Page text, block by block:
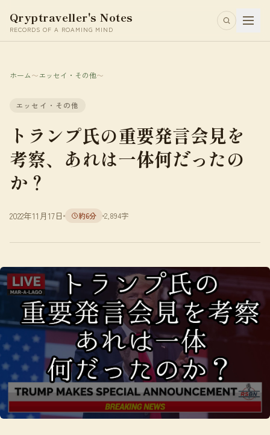
Qryptraveller's Notes
RECORDS OF A ROAMING MIND
ホーム〜エッセイ・その他〜
エッセイ・その他
トランプ氏の重要発言会見を
考察、あれは一体何だったの
か？
2022年11月17日 約6分 2,894字